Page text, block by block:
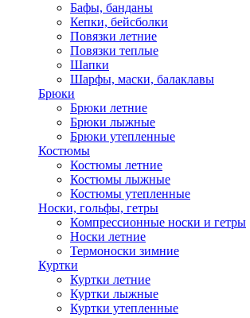
Бафы, банданы
Кепки, бейсболки
Повязки летние
Повязки теплые
Шапки
Шарфы, маски, балаклавы
Брюки
Брюки летние
Брюки лыжные
Брюки утепленные
Костюмы
Костюмы летние
Костюмы лыжные
Костюмы утепленные
Носки, гольфы, гетры
Компрессионные носки и гетры
Носки летние
Термоноски зимние
Куртки
Куртки летние
Куртки лыжные
Куртки утепленные